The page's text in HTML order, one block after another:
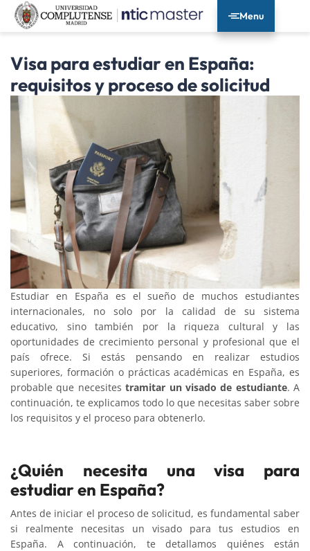
Menu
Visa para estudiar en España:
requisitos y proceso de solicitud
Estudiar en España es el sueño de muchos estudiantes
internacionales, no solo por la calidad de su sistema
educativo, sino también por la riqueza cultural y las
oportunidades de crecimiento personal y profesional que el
país ofrece. Si estás pensando en realizar estudios
superiores, formación o prácticas académicas en España, es
probable que necesites tramitar un visado de estudiante. A
continuación, te explicamos todo lo que necesitas saber sobre
los requisitos y el proceso para obtenerlo.
¿Quién necesita una visa para
estudiar en España?
Antes de iniciar el proceso de solicitud, es fundamental saber
si realmente necesitas un visado para tus estudios en
España. A continuación, te detallamos quiénes están